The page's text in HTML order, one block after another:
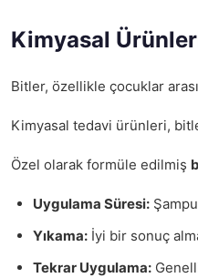
Kimyasal
Bitler, özellikle çocuklar
Kimyasal tedavi ürünleri,
Özel olarak formüle edilmiş
Uygulama Süresi:
Yıkama: İyi bir sonuç
Tekrar Uygulama: